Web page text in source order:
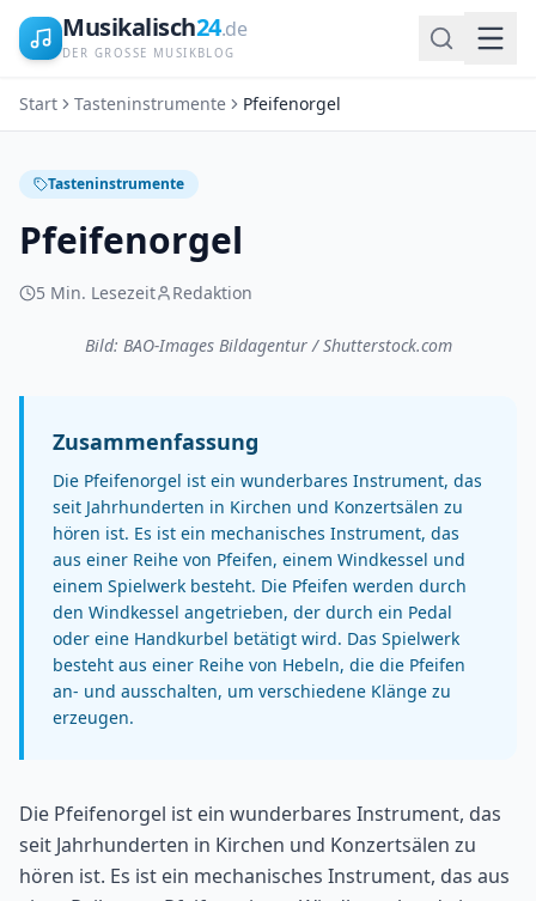
Musikalisch24.de
DER GROSSE MUSIKBLOG
Start Tasteninstrumente Pfeifenorgel
Tasteninstrumente
Pfeifenorgel
5 Min. Lesezeit Redaktion
Bild: BAO-Images Bildagentur / Shutterstock.com
Zusammenfassung
Die Pfeifenorgel ist ein wunderbares Instrument, das
seit Jahrhunderten in Kirchen und Konzertsälen zu
hören ist. Es ist ein mechanisches Instrument, das
aus einer Reihe von Pfeifen, einem Windkessel und
einem Spielwerk besteht. Die Pfeifen werden durch
den Windkessel angetrieben, der durch ein Pedal
oder eine Handkurbel betätigt wird. Das Spielwerk
besteht aus einer Reihe von Hebeln, die die Pfeifen
an- und ausschalten, um verschiedene Klänge zu
erzeugen.
Die Pfeifenorgel ist ein wunderbares Instrument, das
seit Jahrhunderten in Kirchen und Konzertsälen zu
hören ist. Es ist ein mechanisches Instrument, das aus